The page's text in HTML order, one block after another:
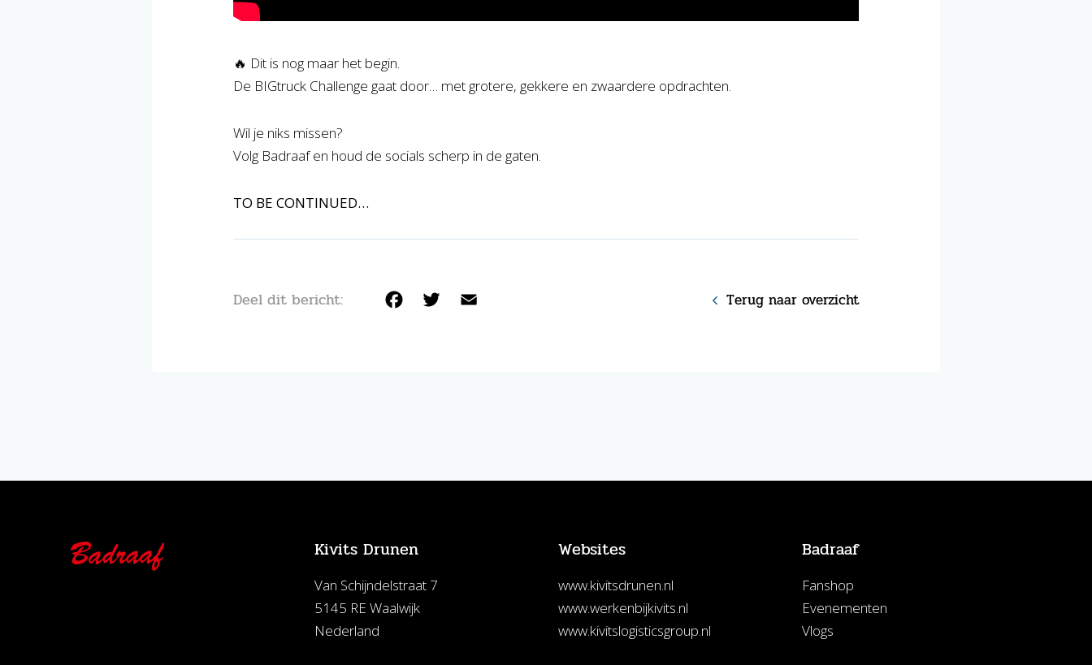
🔥 Dit is nog maar het begin.
De BIGtruck Challenge gaat door… met grotere, gekkere en zwaardere opdrachten.
Wil je niks missen?
Volg Badraaf en houd de socials scherp in de gaten.
TO BE CONTINUED…
Deel dit bericht: Facebook
Twitter Email Terug naar overzicht
Kivits Drunen
Van Schijndelstraat 7
5145 RE Waalwijk
Nederland
Websites
www.kivitsdrunen.nl
www.werkenbijkivits.nl
www.kivitslogisticsgroup.nl
Badraaf
Fanshop
Evenementen
Vlogs